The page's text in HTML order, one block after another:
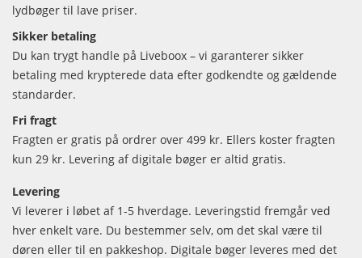
lydbøger til lave priser.
Sikker betaling
Du kan trygt handle på Liveboox – vi garanterer sikker
betaling med krypterede data efter godkendte og gældende
standarder.
Fri fragt
Fragten er gratis på ordrer over 499 kr. Ellers koster fragten
kun 29 kr. Levering af digitale bøger er altid gratis.
Levering
Vi leverer i løbet af 1-5 hverdage. Leveringstid fremgår ved
hver enkelt vare. Du bestemmer selv, om det skal være til
døren eller til en pakkeshop. Digitale bøger leveres med det